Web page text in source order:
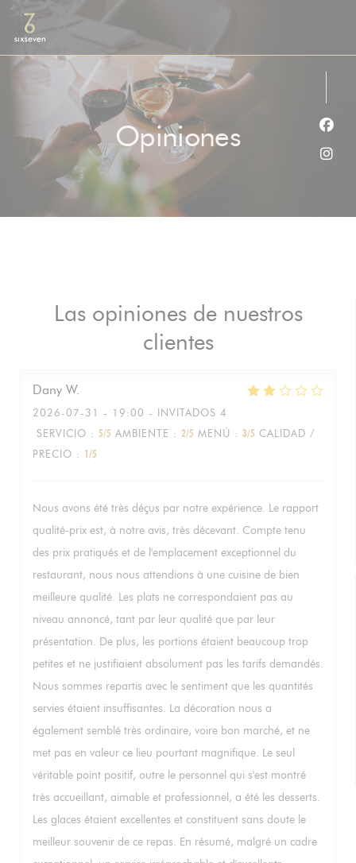
Personalización de sus opciones de cookies
Opiniones
Las opiniones de nuestros
clientes
Dany W
2026-07-31
- 19:00 - INVITADOS 4
SERVICIO : 5/5 AMBIENTE : 2/5 MENÚ : 3/5 CALIDAD /
PRECIO : 1/5
Nous avons été très déçus par notre expérience. Le rapport
qualité-prix est, à notre avis, très décevant. Compte tenu
des prix pratiqués et de l'emplacement exceptionnel du
restaurant, nous nous attendions à une cuisine de bien
meilleure qualité. Les plats ne correspondaient pas au
niveau annoncé, tant par leur qualité que par leur
présentation. De plus, les portions étaient beaucoup trop
petites et ne justifiaient absolument pas les tarifs demandés.
Nous sommes repartis avec le sentiment que les quantités
servies étaient insuffisantes. La décoration nous a
également semblé très ordinaire, voire bon marché, et ne
met pas en valeur ce lieu pourtant magnifique. Le seul
véritable point positif, outre le personnel qui s'est montré
très accueillant, aimable et professionnel, a été les desserts.
Les glaces étaient excellentes et constituent sans doute le
meilleur souvenir de ce repas. En résumé, malgré un cadre